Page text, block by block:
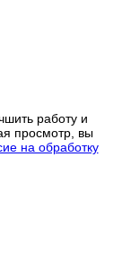
работу и
просмотр, вы
на обработку